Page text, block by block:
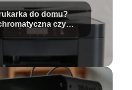
do domu?
czy
kolorowa?